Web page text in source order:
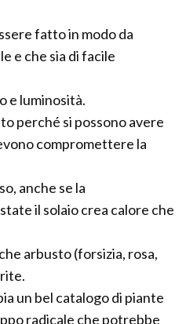
fatto in modo da
e che sia di facile
e luminosità.
perché si possono avere
compromettere la
anche se la
il solaio crea calore che
arbusto (forsizia, rosa,
un bel catalogo di piante
radicale che potrebbe